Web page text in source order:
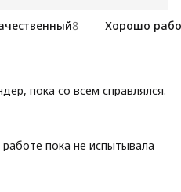
8
Хорошо
пока со всем справлялся.
пока не испытывала